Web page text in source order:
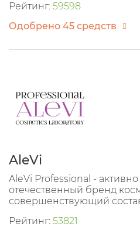
Рейтинг: 59598
Одобрено 45 средств
AleVi
AleVi Professional -
отечественный бренд
совершенствующий
Рейтинг: 53821